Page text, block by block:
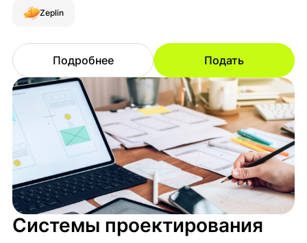
Zeplin
Подать
Подробнее
Системы проектирования